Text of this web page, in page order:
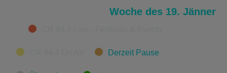
Woche des 19. Jänner
Categories
Derzeit Pause